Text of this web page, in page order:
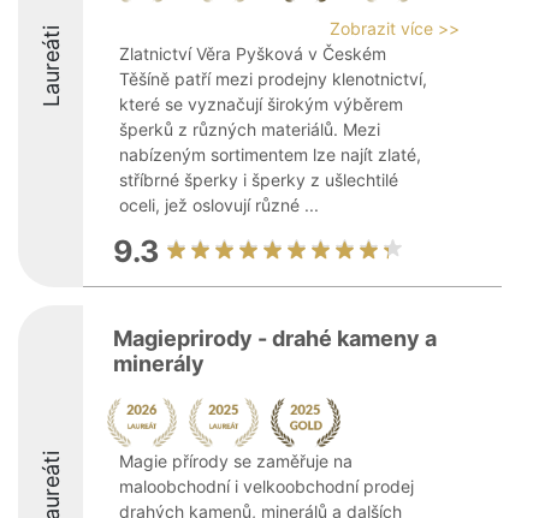
Laureáti
Zobrazit více >>
Zlatnictví Věra Pyšková v Českém
Těšíně patří mezi prodejny klenotnictví,
které se vyznačují širokým výběrem
šperků z různých materiálů. Mezi
nabízeným sortimentem lze najít zlaté,
stříbrné šperky i šperky z ušlechtilé
oceli, jež oslovují různé ...
9.3
Laureáti
Magieprirody - drahé kameny a
minerály
Magie přírody se zaměřuje na
maloobchodní i velkoobchodní prodej
drahých kamenů, minerálů a dalších